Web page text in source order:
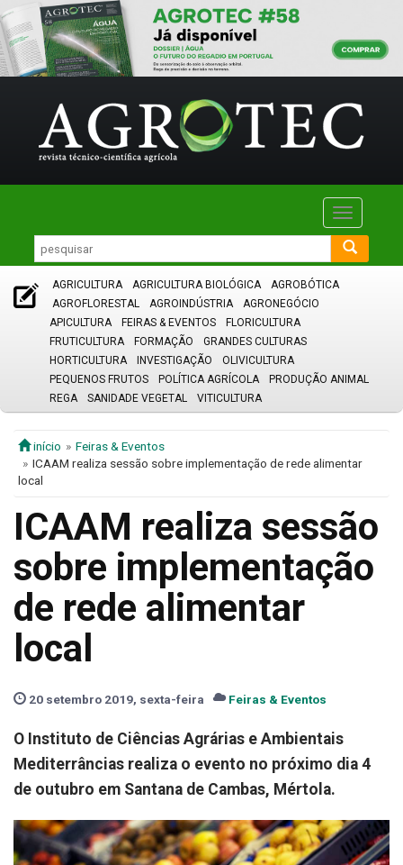
Toggle
AGRICULTURA AGRICULTURA BIOLÓGICA
AGROBÓTICA
AGROFLORESTAL
AGROINDÚSTRIA
AGRONEGÓCIO
APICULTURA
FEIRAS & EVENTOS
FLORICULTURA
FRUTICULTURA
FORMAÇÃO
GRANDES CULTURAS
HORTICULTURA
INVESTIGAÇÃO
OLIVICULTURA
PEQUENOS FRUTOS
POLÍTICA AGRÍCOLA
PRODUÇÃO ANIMAL
REGA
SANIDADE VEGETAL VITICULTURA
início
Feiras & Eventos
ICAAM realiza sessão sobre implementação de rede alimentar
local
ICAAM realiza sessão
sobre implementação
de rede alimentar
local
20 setembro 2019, sexta-feira Feiras & Eventos
O Instituto de Ciências Agrárias e Ambientais
Mediterrâncias realiza o evento no próximo dia 4
de outubro em Santana de Cambas, Mértola.